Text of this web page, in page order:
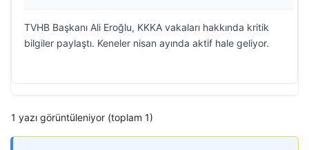
TVHB Başkanı Ali Eroğlu, KKKA vakaları hakkında kritik
bilgiler paylaştı. Keneler nisan ayında aktif hale geliyor.
1 yazı görüntüleniyor (toplam 1)